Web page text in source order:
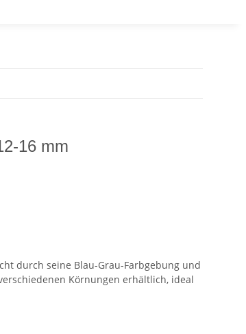
16 mm
durch seine Blau-Grau-Farbgebung und
Körnungen erhältlich, ideal